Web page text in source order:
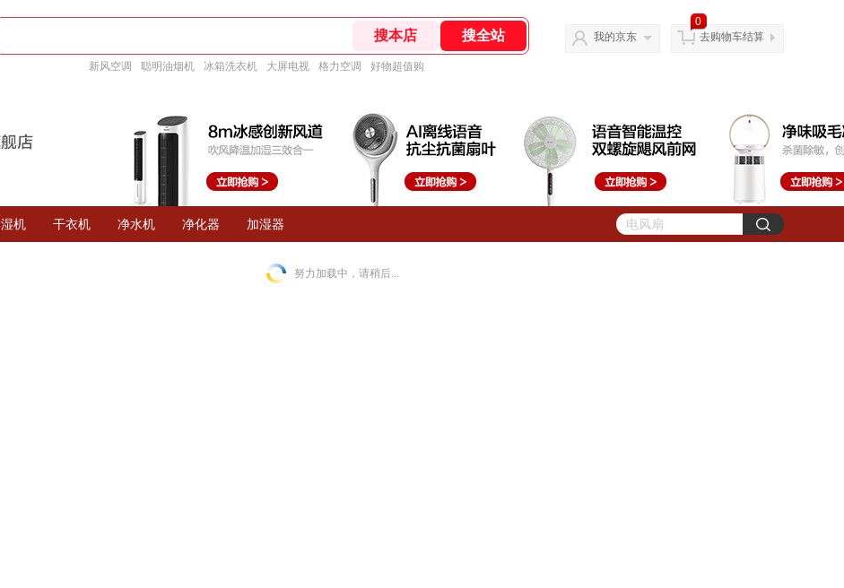
新风空调 聪明油烟机 冰箱洗衣机 大屏电视 格力空调 好物超值购
我的京东
0
去购物车结算
机 干衣机 净水机 净化器 加湿器
努力加载中，请稍后...